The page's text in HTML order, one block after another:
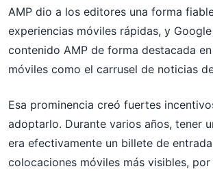
AMP dio a los editores una forma
experiencias móviles rápidas, y
contenido AMP de forma destacada
móviles como el carrusel de noticias
Esa prominencia creó fuertes
adoptarlo. Durante varios años, tener
era efectivamente un billete de
colocaciones móviles más visibles,